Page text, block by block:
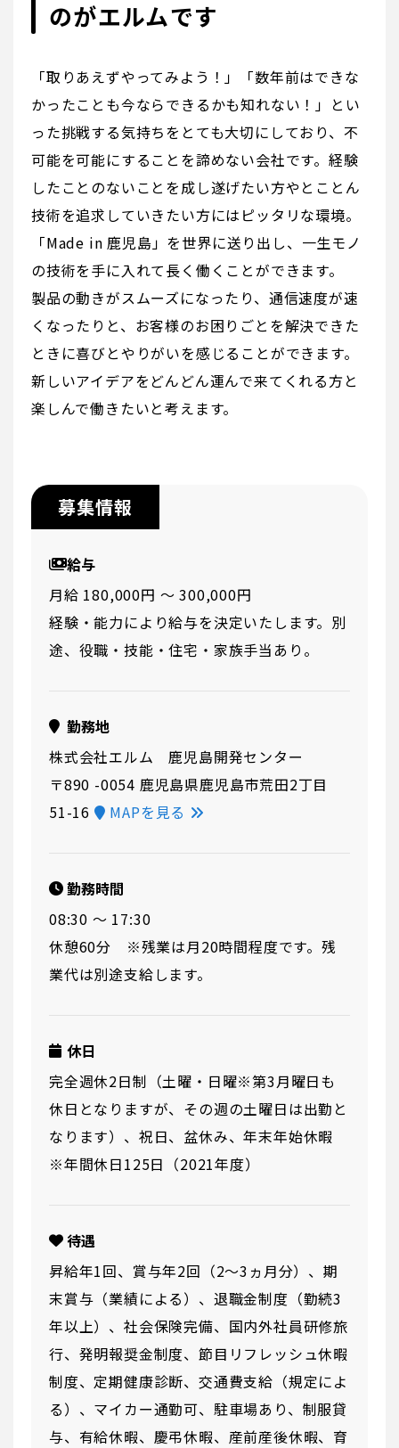
のがエルムです
「取りあえずやってみよう！」「数年前はできな
かったことも今ならできるかも知れない！」とい
った挑戦する気持ちをとても大切にしており、不
可能を可能にすることを諦めない会社です。経験
したことのないことを成し遂げたい方やとことん
技術を追求していきたい方にはピッタリな環境。
「Made in 鹿児島」を世界に送り出し、一生モノ
の技術を手に入れて長く働くことができます。
製品の動きがスムーズになったり、通信速度が速
くなったりと、お客様のお困りごとを解決できた
ときに喜びとやりがいを感じることができます。
新しいアイデアをどんどん運んで来てくれる方と
楽しんで働きたいと考えます。
募集情報
給与
月給 180,000円 〜 300,000円
経験・能力により給与を決定いたします。別
途、役職・技能・住宅・家族手当あり。
勤務地
株式会社エルム 鹿児島開発センター
〒890 -0054 鹿児島県鹿児島市荒田2丁目
51-16
MAPを見る
勤務時間
08:30 〜 17:30
休憩60分 ※残業は月20時間程度です。残
業代は別途支給します。
休日
完全週休2日制（土曜・日曜※第3月曜日も
休日となりますが、その週の土曜日は出勤と
なります）、祝日、盆休み、年末年始休暇
※年間休日125日（2021年度）
待遇
昇給年1回、賞与年2回（2～3ヵ月分）、期
末賞与（業績による）、退職金制度（勤続3
年以上）、社会保険完備、国内外社員研修旅
行、発明報奨金制度、節目リフレッシュ休暇
制度、定期健康診断、交通費支給（規定によ
る）、マイカー通勤可、駐車場あり、制服貸
与、有給休暇、慶弔休暇、産前産後休暇、育